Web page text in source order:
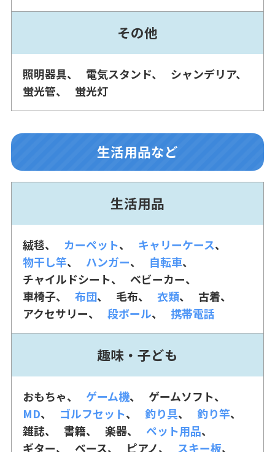
その他
照明器具 電気スタンド
シャンデリア
蛍光管
蛍光灯
生活用品など
生活用品
絨毯 カーペット
キャリーケース
物干し竿
ハンガー
自転車
チャイルドシート
ベビーカー
車椅子
布団 毛布 衣類
古着
アクセサリー
段ボール 携帯電話
趣味・子ども
おもちゃ ゲーム機
ゲームソフト
MD
ゴルフセット 釣り具
釣り竿
雑誌
書籍 楽器
ペット用品
ギター
ベース ピアノ スキー板